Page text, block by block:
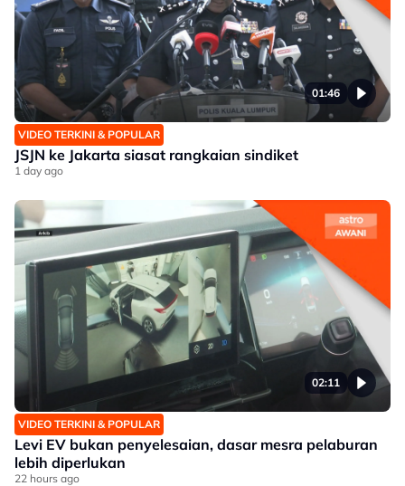
01:46
VIDEO TERKINI & POPULAR
JSJN ke Jakarta siasat rangkaian sindiket
1 day ago
02:11
VIDEO TERKINI & POPULAR
Levi EV bukan penyelesaian, dasar mesra pelaburan
lebih diperlukan
22 hours ago